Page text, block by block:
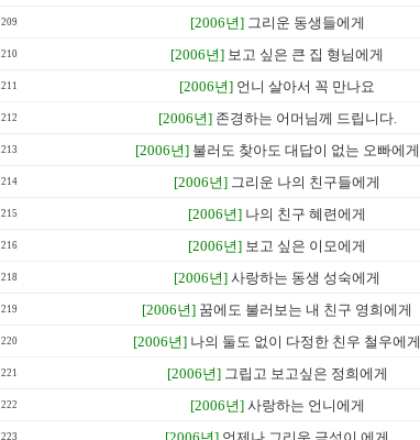
209 [2006년] 그리운 동생들에게
210 [2006년] 보고 싶은 큰 집 형님에게
211 [2006년] 언니 살아서 꼭 만나요
212 [2006년] 존경하는 어머님께 드립니다.
213 [2006년] 불러도 찾아도 대답이 없는 오빠에게
214 [2006년] 그리운 나의 친구들에게
215 [2006년] 나의 친구 혜련에게
216 [2006년] 보고 싶은 이모에게
218 [2006년] 사랑하는 동생 성숙에게
219 [2006년] 꿈에도 불러보는 내 친구 영희에게
220 [2006년] 나의 둘도 없이 다정한 친우 철우에게
221 [2006년] 그립고 보고싶은 정희에게
222 [2006년] 사랑하는 언니에게
223